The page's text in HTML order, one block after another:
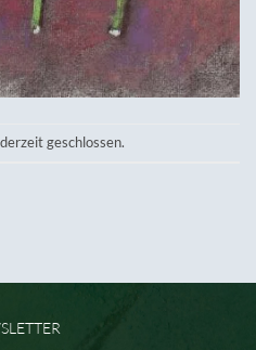
geschlossen.